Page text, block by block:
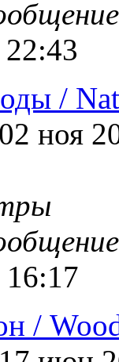
/
02 ноя
16:17
/